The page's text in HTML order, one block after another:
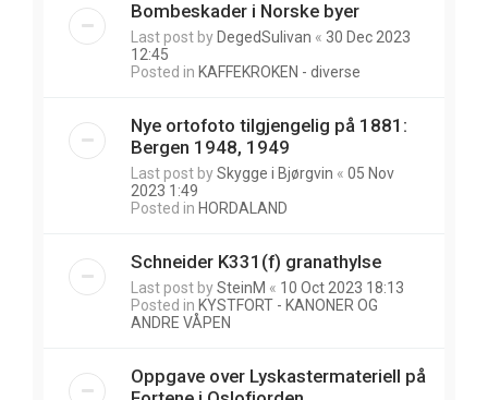
Bombeskader i Norske byer
Last post by DegedSulivan « 30 Dec 2023
12:45
Posted in KAFFEKROKEN - diverse
Nye ortofoto tilgjengelig på 1881:
Bergen 1948, 1949
Last post bySkygge i Bjørgvin « 05 Nov
2023 1:49
Posted in HORDALAND
Schneider K331(f) granathylse
Last post bySteinM « 10 Oct 2023 18:13
Posted in KYSTFORT - KANONER OG
ANDRE VÅPEN
Oppgave over Lyskastermateriell på